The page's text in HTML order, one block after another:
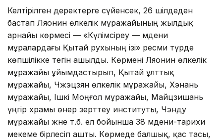
Келтірілген деректерге сүйенсек, 26 шілдеден
бастап Ляонин өлкелік мұражайының жылдық
арнайы көрмесі — «Күлімсіреу — мәдени
мұралардағы Қытай рухының ізі» ресми түрде
көпшілікке тегін ашылды. Көрмені Ляонин өлкелік
мұражайы ұйымдастырып, Қытай ұлттық
мұражайы, Чжэцзян өлкелік мұражайы, Хэнань
мұражайы, Ішкі Моңғол мұражайы, Майцзишань
үңгір храмы өнер зерттеу институты, Чэнду
мұражайы және т.б. ел бойынша 38 мәдени-тарихи
мекеме бірлесіп ашты. Көрмеде балшық, қас тасы,